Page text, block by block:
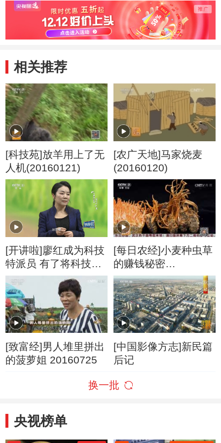
相关推荐
[科技苑]放羊用上了无
人机(20160121)
[农广天地]马家烧麦
(20160120)
[开讲啦]廖红成为科技
特派员 有了将科技播
撒田间的新平台
[每日农经]小麦种虫草
的赚钱秘密
20161124
[致富经]男人堆里拼出
的菠萝姐 20160725
[中国影像方志]新民篇
后记
换一批
央视榜单